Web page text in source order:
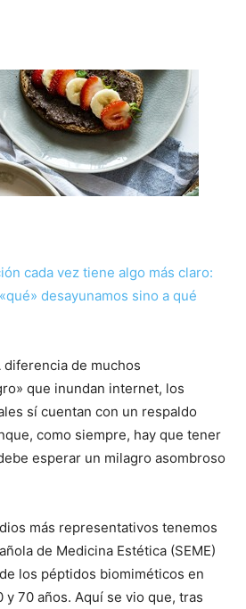
cada vez tiene algo más claro:
desayunamos sino a qué
diferencia de muchos
que inundan internet, los
sí cuentan con un respaldo
como siempre, hay que tener
esperar un milagro asombroso
más representativos tenemos
de Medicina Estética (SEME)
los péptidos biomiméticos en
70 años. Aquí se vio que, tras